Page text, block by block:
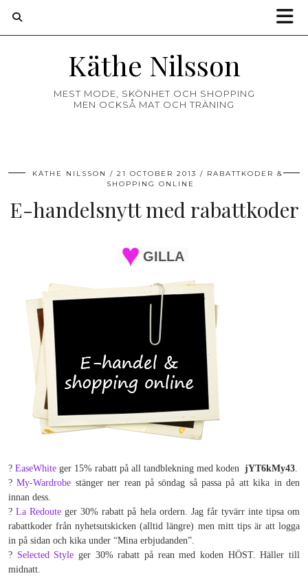
Käthe Nilsson
MEST MODE, SKÖNHET OCH SHOPPING
MEN OCKSÅ MAT OCH TRÄNING
KÄTHE NILSSON 21 OCTOBER 2013
RABATTKODER &
SHOPPING ONLINE
E-handelsnytt med rabattkoder
GILLA
? EaseWhite ger 15% rabatt på all tandblekning med koden jYT6kMy43.
?My-Wardrobe stänger ner rean på söndag så passa på att kika in den
innan dess.
?La Redoute ger 30% rabatt på hela ordern. Jag får tyvärr inte tipsa om
rabattkoder från nyhetsutskicken (alltid längre) men mitt tips är att logga
in på sidan och kika under “Mina erbjudanden”.
? Selected Style ger 30% rabatt på rean med koden HÖST. Häller till
midnatt.